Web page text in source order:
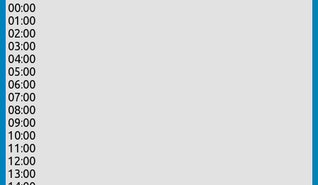
00:00
01:00
02:00
03:00
04:00
05:00
06:00
07:00
08:00
09:00
10:00
11:00
12:00
13:00